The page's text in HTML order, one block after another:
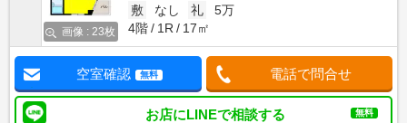
画像 : 23枚
敷
なし 礼
5万
4階
1R 17㎡
空室確認 無料 電話で問合せ
お店にLINEで相談する 無料